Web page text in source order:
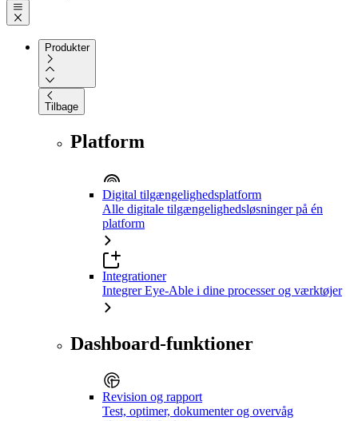
Produkter
Tilbage
Platform
Digital tilgængelighedsplatform
Alle digitale tilgængelighedsløsninger på én
platform
Integrationer
Integrer Eye-Able i dine processer og værktøjer
Dashboard-funktioner
Revision og rapport
Test, optimer, dokumenter og overvåg